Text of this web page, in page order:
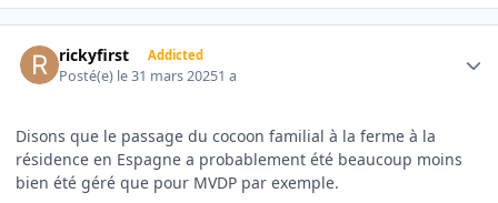
rickyfirst Addicted
Posté(e) le 31 mars 20251 a
Disons que le passage du cocoon familial à la ferme à la
résidence en Espagne a probablement été beaucoup moins
bien été géré que pour MVDP par exemple.